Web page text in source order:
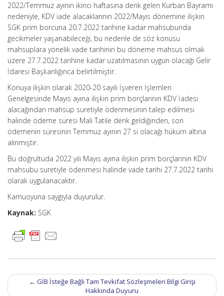
2022/Temmuz ayının ikinci haftasına denk gelen Kurban Bayramı
nedeniyle, KDV iade alacaklarının 2022/Mayıs dönemine ilişkin
SGK prim borcuna 20.7.2022 tarihine kadar mahsubunda
gecikmeler yaşanabileceği, bu nedenle de söz konusu
mahsuplara yönelik vade tarihinin bu döneme mahsus olmak
üzere 27.7.2022 tarihine kadar uzatılmasının uygun olacağı Gelir
İdaresi Başkanlığınca belirtilmiştir.
Konuya ilişkin olarak 2020-20 sayılı İşveren İşlemleri
Genelgesinde Mayıs ayına ilişkin prim borçlarının KDV İadesi
alacağından mahsup suretiyle ödenmesinin talep edilmesi
halinde ödeme süresi Mali Tatile denk geldiğinden, son
ödemenin süresinin Temmuz ayının 27 si olacağı hüküm altına
alınmıştır.
Bu doğrultuda 2022 yılı Mayıs ayına ilişkin prim borçlarının KDV
mahsubu suretiyle ödenmesi halinde vade tarihi 27.7.2022 tarihi
olarak uygulanacaktır.
Kamuoyuna saygıyla duyurulur.
Kaynak: SGK
Post
navigation
← GİB İsteğe Bağlı Tam Tevkifat Sözleşmeleri Bilgi Girişi
Hakkında Duyuru